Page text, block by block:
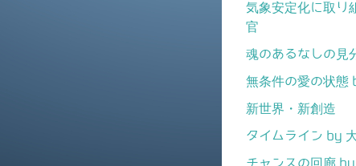
気象安定化に取り
官
魂のあるなしの見
無条件の愛の状態
新世界・新創造
タイムライン by
チャンスの回廊